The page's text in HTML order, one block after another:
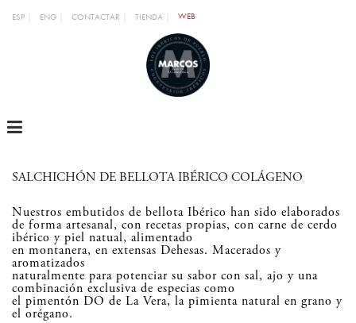
ESP ENG CONTACTAR TIENDA WEB
MENU
SALCHICHÓN DE BELLOTA IBÉRICO COLÁGENO
Nuestros embutidos de bellota Ibérico han sido elaborados
de forma artesanal, con recetas propias, con carne de cerdo
ibérico y piel natual, alimentado
en montanera, en extensas Dehesas. Macerados y
aromatizados
naturalmente para potenciar su sabor con sal, ajo y una
combinación exclusiva de especias como
el pimentón DO de La Vera, la pimienta natural en grano y
el orégano.